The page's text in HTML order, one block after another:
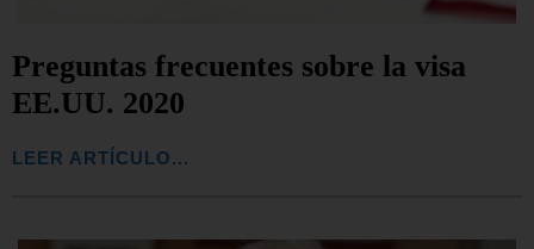
Preguntas frecuentes sobre la visa
EE.UU. 2020
LEER ARTÍCULO...